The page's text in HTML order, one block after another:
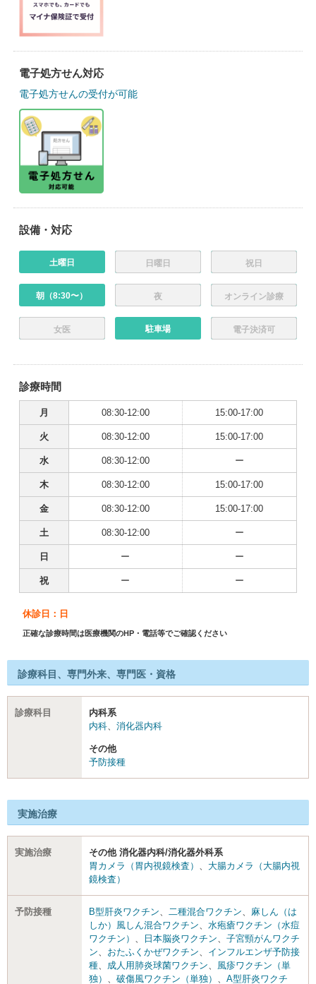
電子処方せん対応
電子処方せんの受付が可能
設備・対応
土曜日 日曜日 祝日
朝（8:30〜） 夜 オンライン診療
女医 駐車場 電子決済可
診療時間
月 08:30-12:00 15:00-17:00
火 08:30-12:00 15:00-17:00
水 08:30-12:00 ー
木 08:30-12:00 15:00-17:00
金 08:30-12:00 15:00-17:00
土 08:30-12:00 ー
日 ー ー
祝 ー ー
休診日：日
正確な診療時間は医療機関のHP・電話等でご確認ください
診療科目、専門外来、専門医・資格
診療科目
内科系
内科
消化器内科
その他
予防接種
実施治療
実施治療
その他 消化器内科/消化器外科系
胃カメラ（胃内視鏡検査）
大腸カメラ（大腸内視
鏡検査）
予防接種 B型肝炎ワクチン 二種混合ワクチン
麻しん（は
しか）風しん混合ワクチン
水疱瘡ワクチン（水痘
ワクチン）
日本脳炎ワクチン
子宮頸がんワクチ
ン
おたふくかぜワクチン
インフルエンザ予防接
種
成人用肺炎球菌ワクチン
風疹ワクチン（単
独）
破傷風ワクチン（単独） A型肝炎ワクチ